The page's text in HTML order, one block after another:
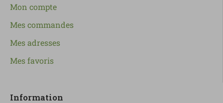
Mon compte
Mes commandes
Mes adresses
Mes favoris
Information